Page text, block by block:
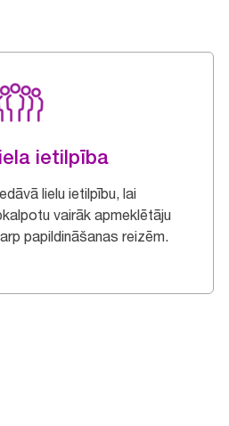
ietilpība
lielu ietilpību, lai
vairāk apmeklētāju
papildināšanas reizēm.